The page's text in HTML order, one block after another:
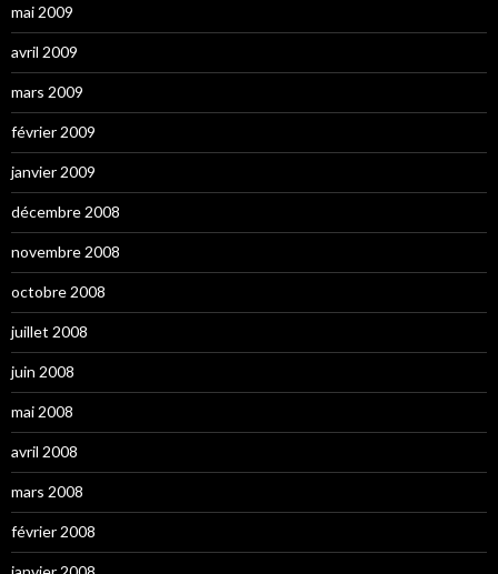
mai 2009
avril 2009
mars 2009
février 2009
janvier 2009
décembre 2008
novembre 2008
octobre 2008
juillet 2008
juin 2008
mai 2008
avril 2008
mars 2008
février 2008